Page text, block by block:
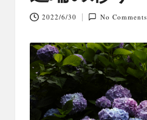
2022/6/30 No Comments